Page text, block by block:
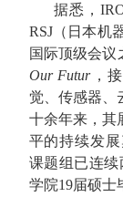
据悉，
RSJ（日本机
国际顶级会议
Our Futur，
觉、传感器、
十余年来，其
平的持续发
课题组已连续
学院19届硕士